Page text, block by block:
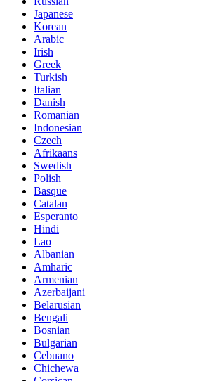
Japanese
Korean
Arabic
Irish
Greek
Turkish
Italian
Danish
Romanian
Indonesian
Czech
Afrikaans
Swedish
Polish
Basque
Catalan
Esperanto
Hindi
Lao
Albanian
Amharic
Armenian
Azerbaijani
Belarusian
Bengali
Bosnian
Bulgarian
Cebuano
Chichewa